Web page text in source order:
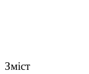
Зміст